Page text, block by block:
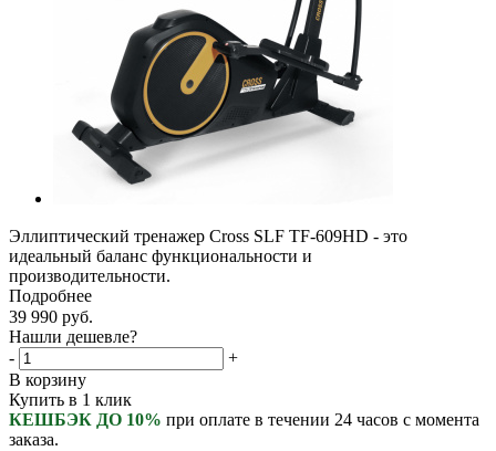
Эллиптический тренажер Cross SLF TF-609НD - это
идеальный баланс функциональности и
производительности.
Подробнее
39 990 руб.
Нашли дешевле?
-
+
В корзину
Купить в 1 клик
КЕШБЭК ДО 10% при оплате в течении 24 часов с момента
заказа.